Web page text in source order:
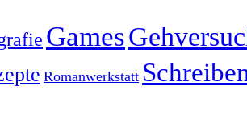
Games
Romanwerkstatt